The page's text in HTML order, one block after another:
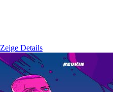
Zeige Details